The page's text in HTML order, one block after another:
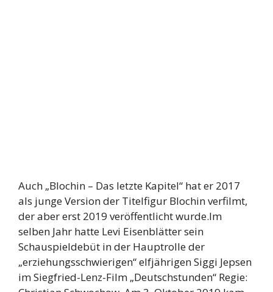
Auch „Blochin – Das letzte Kapitel“ hat er 2017
als junge Version der Titelfigur Blochin verfilmt,
der aber erst 2019 veröffentlicht wurde.Im
selben Jahr hatte Levi Eisenblätter sein
Schauspieldebüt in der Hauptrolle der
„erziehungsschwierigen“ elfjährigen Siggi Jepsen
im Siegfried-Lenz-Film „Deutschstunden“ Regie: